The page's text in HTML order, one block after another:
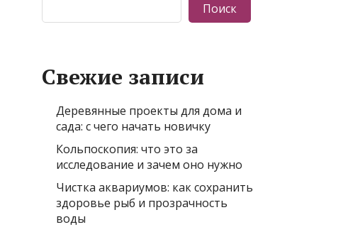
Поиск
Свежие записи
Деревянные проекты для дома и
сада: с чего начать новичку
Кольпоскопия: что это за
исследование и зачем оно нужно
Чистка аквариумов: как сохранить
здоровье рыб и прозрачность
воды